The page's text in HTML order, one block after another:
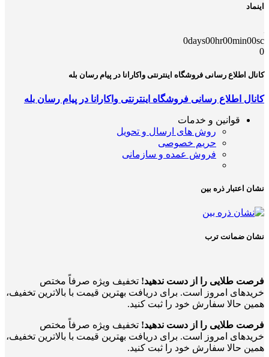
اینماد
0days00hr00min00sc
0
کانال اطلاع رسانی فروشگاه اینترنتی واکارانا در پیام رسان بله
کانال اطلاع رسانی فروشگاه اینترنتی واکارانا در پیام رسان بله
قوانین و خدمات
روش های ارسال و تحویل
حریم خصوصی
فروش عمده و سازمانی
نشان اعتبار ذره بین
نشان ضمانت ترب
فرصت طلایی را از دست ندهید! تخفیف ویژه صرفاً مختص
خریدهای امروز است. برای دریافت بهترین قیمت با بالاترین تخفیف،
همین حالا سفارش خود را ثبت کنید.
فرصت طلایی را از دست ندهید! تخفیف ویژه صرفاً مختص
خریدهای امروز است. برای دریافت بهترین قیمت با بالاترین تخفیف،
همین حالا سفارش خود را ثبت کنید.